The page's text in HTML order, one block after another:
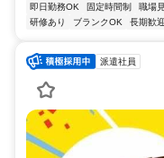
即日勤務OK
固定時間制 職場
研修あり
ブランクOK 長期歓迎
派遣社員